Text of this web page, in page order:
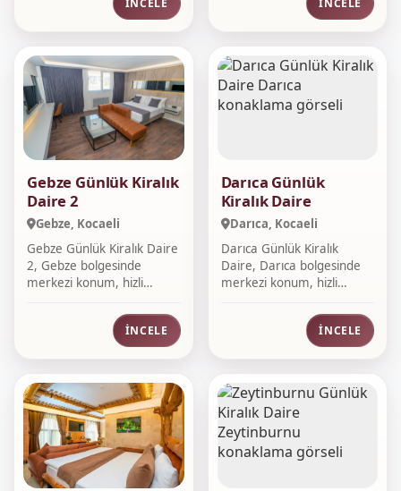
Gebze Günlük Kiralık
Daire 2
Gebze, Kocaeli
Gebze Günlük Kiralık Daire
2, Gebze bolgesinde
merkezi konum, hizli
İNCELE
Darıca Günlük
Kiralık Daire
Darıca, Kocaeli
Darıca Günlük Kiralık
Daire, Darıca bolgesinde
merkezi konum, hizli
İNCELE